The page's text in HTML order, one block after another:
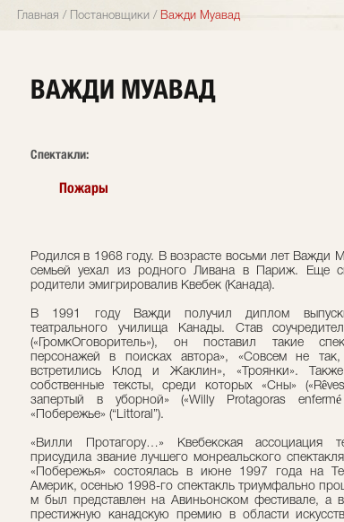
Главная / Постановщики / Важди Муавад
ВАЖДИ МУАВАД
Cпектакли:
Пожары
Родился в 1968 году. В возрасте восьми лет Важди
семьей уехал из родного Ливана в Париж. Еще
родители эмигрировалив Квебек (Канада).
В 1991 году Важди получил диплом
театрального училища Канады. Став
(«ГромкОговоритель»), он поставил такие
персонажей в поисках автора», «Совсем не
встретились Клод и Жаклин», «Троянки».
собственные тексты, среди которых «Сны»
запертый в уборной» («Willy Protagoras
«Побережье» (“Littoral”).
«Вилли Протагору…» Квебекская ассоциация
присудила звание лучшего монреальского
«Побережья» состоялась в июне 1997 года на
Америк, осенью 1998-го спектакль триумфально
м был представлен на Авиньонском фестивале, а
престижную канадскую премию в области